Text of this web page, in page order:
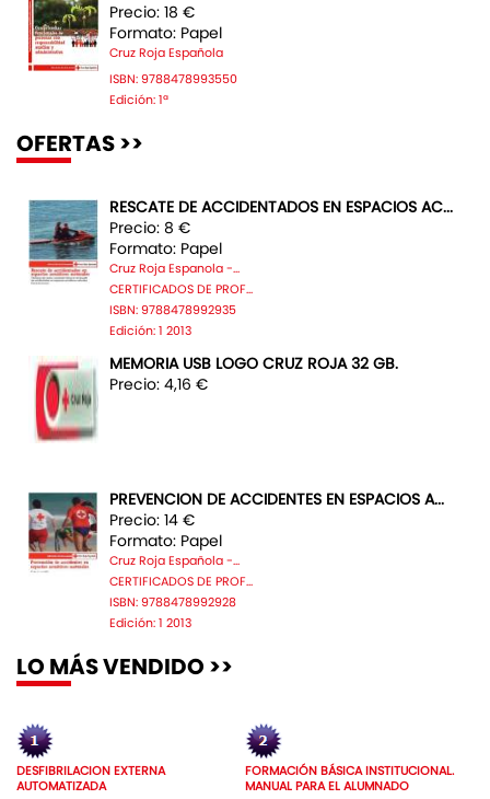
Precio: 18 €
Formato: Papel
Cruz Roja Española
ISBN: 9788478993550
Edición: 1ª
OFERTAS >>
RESCATE DE ACCIDENTADOS EN ESPACIOS AC...
Precio: 8 €
Formato: Papel
Cruz Roja Espanola -...
CERTIFICADOS DE PROF...
ISBN: 9788478992935
Edición: 1 2013
MEMORIA USB LOGO CRUZ ROJA 32 GB.
Precio: 4,16 €
PREVENCION DE ACCIDENTES EN ESPACIOS A...
Precio: 14 €
Formato: Papel
Cruz Roja Española -...
CERTIFICADOS DE PROF...
ISBN: 9788478992928
Edición: 1 2013
LO MÁS VENDIDO >>
DESFIBRILACION EXTERNA
AUTOMATIZADA
FORMACIÓN BÁSICA INSTITUCIONAL.
MANUAL PARA EL ALUMNADO